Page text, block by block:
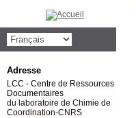
Adresse
LCC - Centre de Ressources
Documentaires
du laboratoire de Chimie de
Coordination-CNRS